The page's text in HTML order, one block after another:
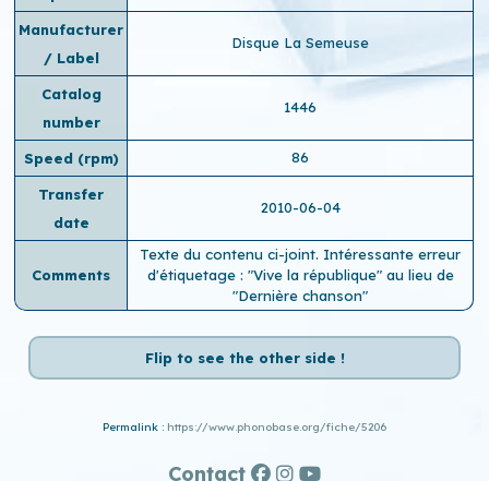
Manufacturer
/ Label
Disque La Semeuse
Catalog
number
1446
Speed ​​(rpm) 86
Transfer
date
2010-06-04
Comments
Texte du contenu ci-joint. Intéressante erreur
d'étiquetage : "Vive la république" au lieu de
"Dernière chanson"
Flip to see the other side !
Permalink : https://www.phonobase.org/fiche/5206
Contact